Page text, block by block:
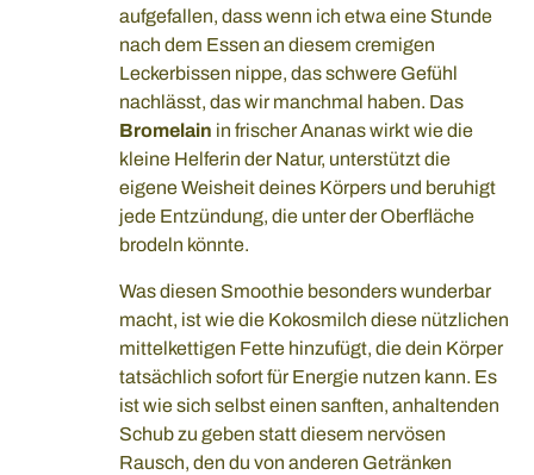
aufgefallen, dass wenn ich etwa eine Stunde
nach dem Essen an diesem cremigen
Leckerbissen nippe, das schwere Gefühl
nachlässt, das wir manchmal haben. Das
Bromelain in frischer Ananas wirkt wie die
kleine Helferin der Natur, unterstützt die
eigene Weisheit deines Körpers und beruhigt
jede Entzündung, die unter der Oberfläche
brodeln könnte.
Was diesen Smoothie besonders wunderbar
macht, ist wie die Kokosmilch diese nützlichen
mittelkettigen Fette hinzufügt, die dein Körper
tatsächlich sofort für Energie nutzen kann. Es
ist wie sich selbst einen sanften, anhaltenden
Schub zu geben statt diesem nervösen
Rausch, den du von anderen Getränken